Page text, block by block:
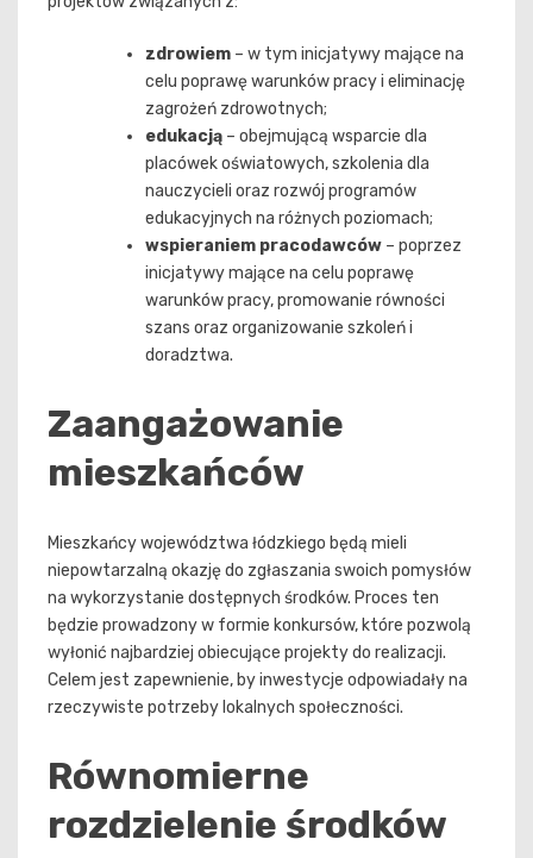
zdrowiem – w tym inicjatywy mające na
celu poprawę warunków pracy i eliminację
zagrożeń zdrowotnych;
edukacją – obejmującą wsparcie dla
placówek oświatowych, szkolenia dla
nauczycieli oraz rozwój programów
edukacyjnych na różnych poziomach;
wspieraniem pracodawców – poprzez
inicjatywy mające na celu poprawę
warunków pracy, promowanie równości
szans oraz organizowanie szkoleń i
doradztwa.
Zaangażowanie
mieszkańców
Mieszkańcy województwa łódzkiego będą mieli
niepowtarzalną okazję do zgłaszania swoich pomysłów
na wykorzystanie dostępnych środków. Proces ten
będzie prowadzony w formie konkursów, które pozwolą
wyłonić najbardziej obiecujące projekty do realizacji.
Celem jest zapewnienie, by inwestycje odpowiadały na
rzeczywiste potrzeby lokalnych społeczności.
Równomierne
rozdzielenie środków